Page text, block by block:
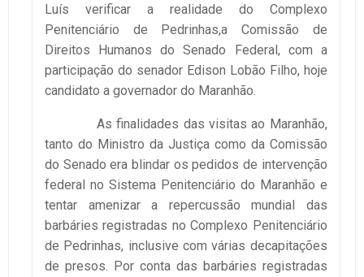
Luís verificar a realidade do Complexo
Penitenciário de Pedrinhas,a Comissão de
Direitos Humanos do Senado Federal, com a
participação do senador Edison Lobão Filho, hoje
candidato a governador do Maranhão.
As finalidades das visitas ao Maranhão,
tanto do Ministro da Justiça como da Comissão
do Senado era blindar os pedidos de intervenção
federal no Sistema Penitenciário do Maranhão e
tentar amenizar a repercussão mundial das
barbáries registradas no Complexo Penitenciário
de Pedrinhas, inclusive com várias decapitações
de presos. Por conta das barbáries registradas